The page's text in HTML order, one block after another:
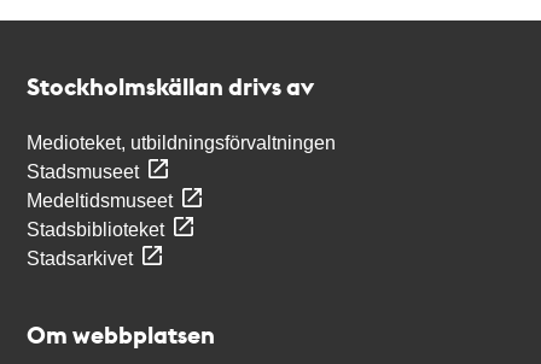
Stockholmskällan drivs av
Medioteket, utbildningsförvaltningen
Stadsmuseet
Medeltidsmuseet
Stadsbiblioteket
Stadsarkivet
Om webbplatsen